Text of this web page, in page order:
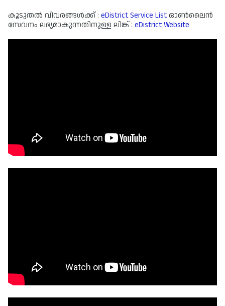
കൂടുതൽ വിവരങ്ങൾക്ക് : eDistrict Service Listഓൺലൈൻ
സേവനം ലഭ്യമാകുന്നതിനുള്ള ലിങ്ക് : eDistrict Website